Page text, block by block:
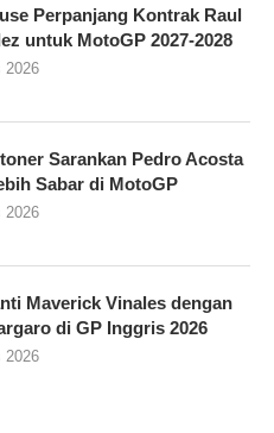
Perpanjang Kontrak Raul
untuk MotoGP 2027-2028
2026
Sarankan Pedro Acosta
Sabar di MotoGP
2026
Maverick Vinales dengan
di GP Inggris 2026
2026